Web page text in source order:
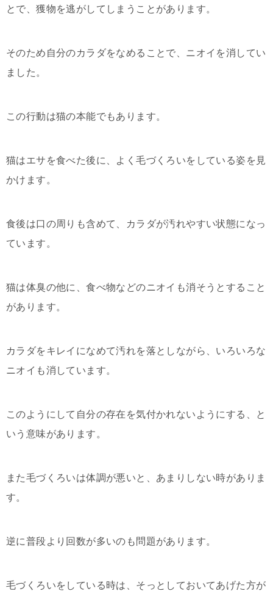
とで、獲物を逃がしてしまうことがあります。
そのため自分のカラダをなめることで、ニオイを消してい
ました。
この行動は猫の本能でもあります。
猫はエサを食べた後に、よく毛づくろいをしている姿を見
かけます。
食後は口の周りも含めて、カラダが汚れやすい状態になっ
ています。
猫は体臭の他に、食べ物などのニオイも消そうとすること
があります。
カラダをキレイになめて汚れを落としながら、いろいろな
ニオイも消しています。
このようにして自分の存在を気付かれないようにする、と
いう意味があります。
また毛づくろいは体調が悪いと、あまりしない時がありま
す。
逆に普段より回数が多いのも問題があります。
毛づくろいをしている時は、そっとしておいてあげた方が